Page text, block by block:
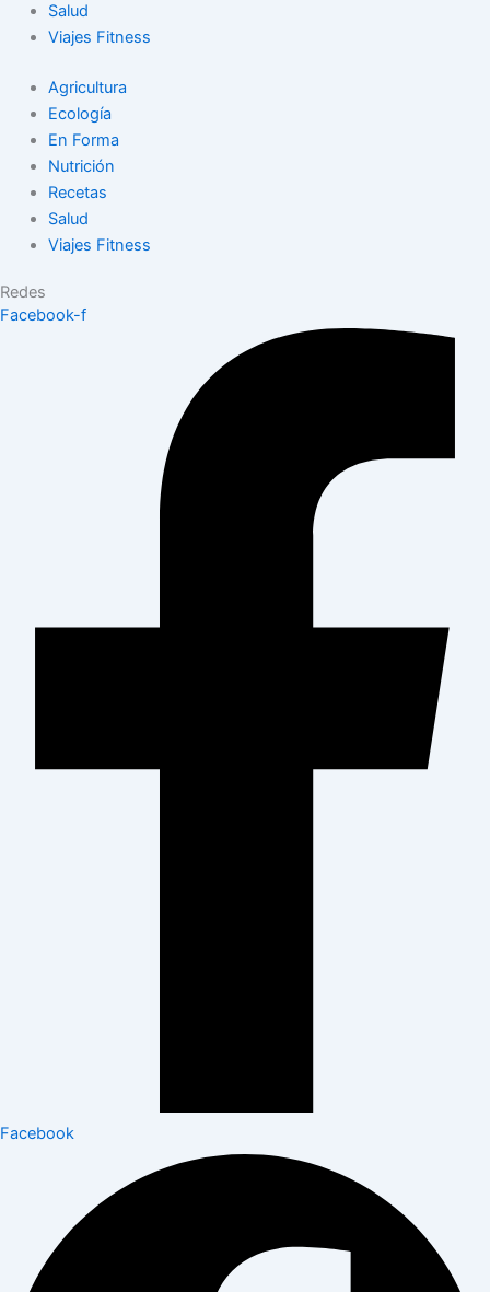
Salud
Viajes Fitness
Agricultura
Ecología
En Forma
Nutrición
Recetas
Salud
Viajes Fitness
Redes
Facebook-f
Facebook